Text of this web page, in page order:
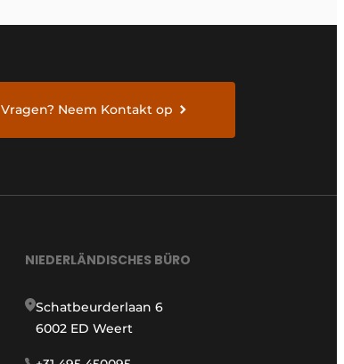
Vragen? Neem Kontakt op
NIEDERLÄNDISCHES BÜRO
Schatbeurderlaan 6
6002 ED Weert